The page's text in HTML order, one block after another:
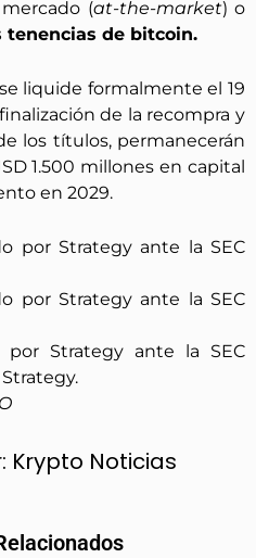
(at-the-market) o
tenencias de bitcoin.
liquide formalmente el 19
de la recompra y
los títulos, permanecerán
1.500 millones en capital
en 2029.
por Strategy ante la SEC
Krypto Noticias